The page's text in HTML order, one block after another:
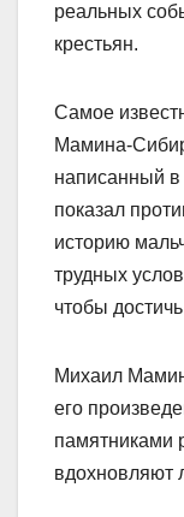
реальных
крестьян.
Самое
Мамина-
написанный в
показал
историю
трудных
чтобы
Михаил
его
памятниками
вдохновляют